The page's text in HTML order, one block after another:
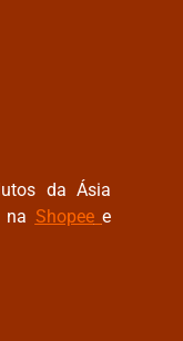
da Ásia
na Shopee e